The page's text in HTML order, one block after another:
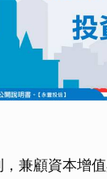
兼顧資本增